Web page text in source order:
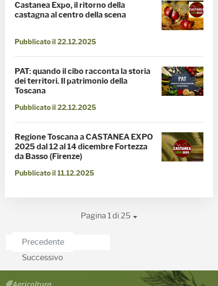
Castanea Expo, il ritorno della
castagna al centro della scena
Pubblicato il 22.12.2025
PAT: quando il cibo racconta la storia
dei territori. Il patrimonio della
Toscana
Pubblicato il 22.12.2025
Regione Toscana a CASTANEA EXPO
2025 dal 12 al 14 dicembre Fortezza
da Basso (Firenze)
Pubblicato il 11.12.2025
Pagina 1 di 25
Precedente
Successivo